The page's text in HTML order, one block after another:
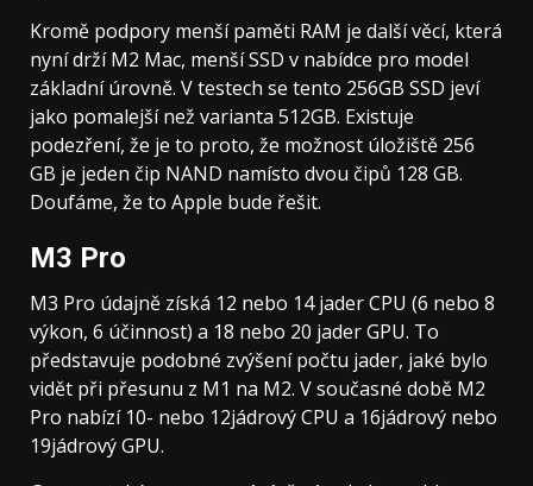
Kromě podpory menší paměti RAM je další věcí, která
nyní drží M2 Mac, menší SSD v nabídce pro model
základní úrovně. V testech se tento 256GB SSD jeví
jako pomalejší než varianta 512GB. Existuje
podezření, že je to proto, že možnost úložiště 256
GB je jeden čip NAND namísto dvou čipů 128 GB.
Doufáme, že to Apple bude řešit.
M3 Pro
M3 Pro údajně získá 12 nebo 14 jader CPU (6 nebo 8
výkon, 6 účinnost) a 18 nebo 20 jader GPU. To
představuje podobné zvýšení počtu jader, jaké bylo
vidět při přesunu z M1 na M2. V současné době M2
Pro nabízí 10- nebo 12jádrový CPU a 16jádrový nebo
19jádrový GPU.